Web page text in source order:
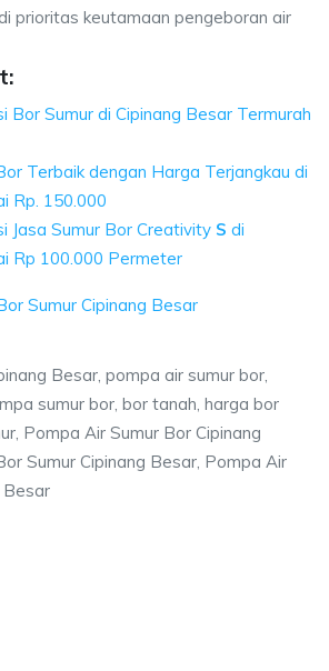
prioritas keutamaan pengeboran air
Bor Sumur di Cipinang Besar Termurah
Terbaik dengan Harga Terjangkau di
Rp. 150.000
Jasa Sumur Bor Creativity S di
Rp 100.000 Permeter
Sumur Cipinang Besar
Besar, pompa air sumur bor,
sumur bor, bor tanah, harga bor
Pompa Air Sumur Bor Cipinang
Sumur Cipinang Besar, Pompa Air
Besar